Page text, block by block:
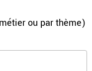
ou par thème)